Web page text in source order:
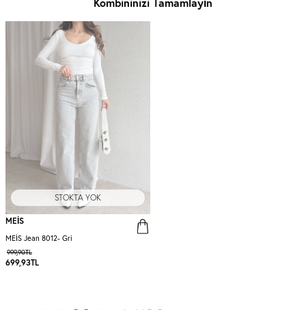
STOKTA YOK
MEİS
MEİS Jean 8012- Gri
999,90TL
699,93TL